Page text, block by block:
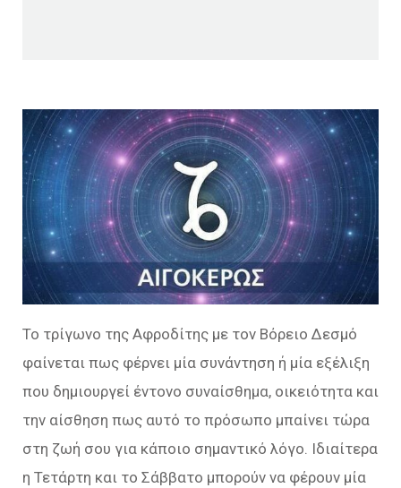
Το τρίγωνο της Αφροδίτης με τον Βόρειο Δεσμό
φαίνεται πως φέρνει μία συνάντηση ή μία εξέλιξη
που δημιουργεί έντονο συναίσθημα, οικειότητα και
την αίσθηση πως αυτό το πρόσωπο μπαίνει τώρα
στη ζωή σου για κάποιο σημαντικό λόγο. Ιδιαίτερα
η Τετάρτη και το Σάββατο μπορούν να φέρουν μία